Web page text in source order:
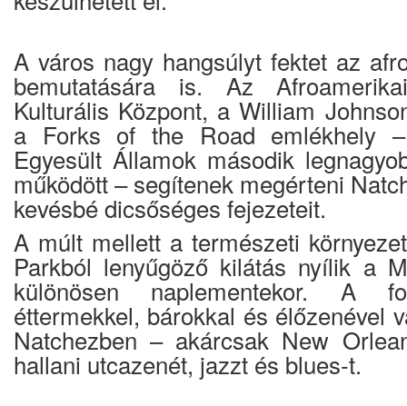
A város nagy hangsúlyt fektet az
bemutatására is. Az
Kulturális Központ, a William
a Forks of the Road emlékhely
Egyesült Államok második
működött – segítenek megérteni
kevésbé dicsőséges fejezeteit.
A múlt mellett a természeti
Parkból lenyűgöző kilátás nyílik a
különösen naplementekor. A
éttermekkel, bárokkal és élőzenével
Natchezben – akárcsak New
hallani utcazenét, jazzt és blues-t.